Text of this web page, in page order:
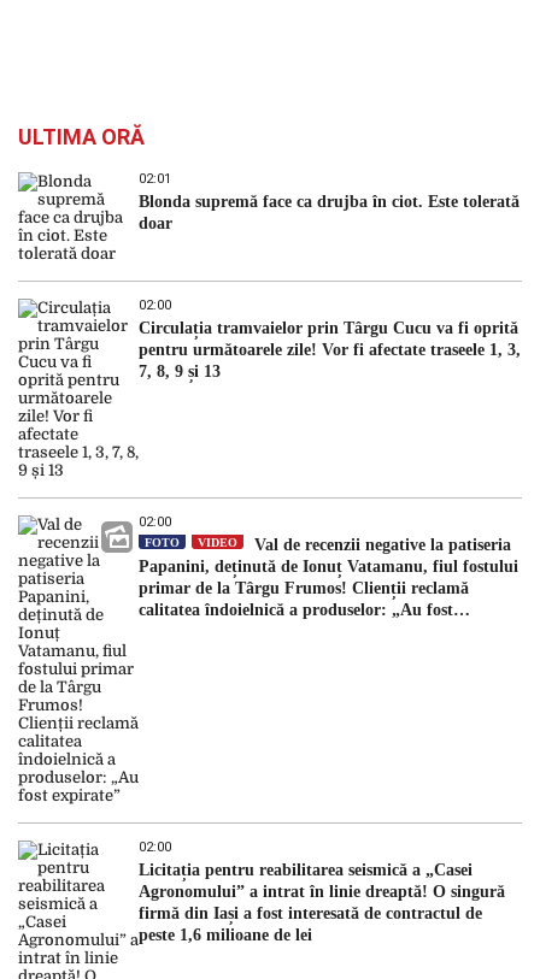
ULTIMA ORĂ
02:01
Blonda supremă face ca drujba în ciot. Este tolerată
doar
02:00
Circulația tramvaielor prin Târgu Cucu va fi oprită
pentru următoarele zile! Vor fi afectate traseele 1, 3,
7, 8, 9 și 13
02:00
FOTO VIDEO
Val de recenzii negative la patiseria
Papanini, deținută de Ionuț Vatamanu, fiul fostului
primar de la Târgu Frumos! Clienții reclamă
calitatea îndoielnică a produselor: „Au fost
02:00
Licitația pentru reabilitarea seismică a „Casei
Agronomului” a intrat în linie dreaptă! O singură
firmă din Iași a fost interesată de contractul de
peste 1,6 milioane de lei